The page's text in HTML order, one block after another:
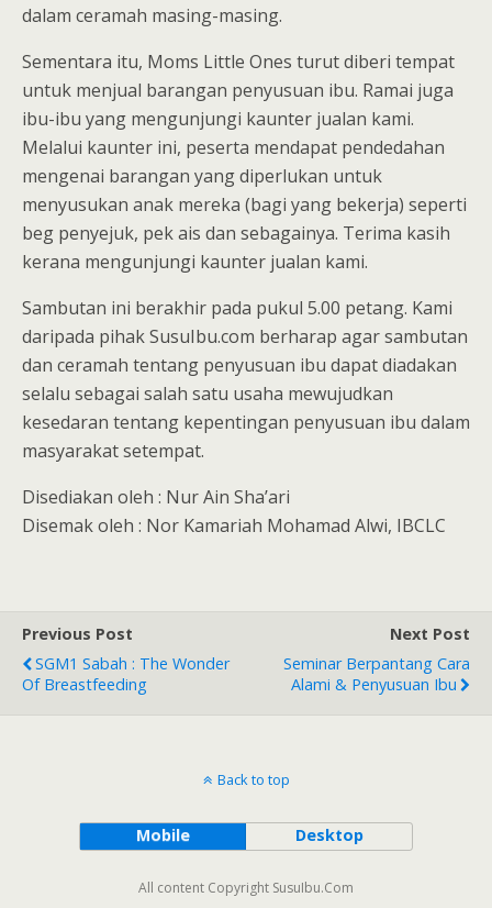
dalam ceramah masing-masing.
Sementara itu, Moms Little Ones turut diberi tempat
untuk menjual barangan penyusuan ibu. Ramai juga
ibu-ibu yang mengunjungi kaunter jualan kami.
Melalui kaunter ini, peserta mendapat pendedahan
mengenai barangan yang diperlukan untuk
menyusukan anak mereka (bagi yang bekerja) seperti
beg penyejuk, pek ais dan sebagainya. Terima kasih
kerana mengunjungi kaunter jualan kami.
Sambutan ini berakhir pada pukul 5.00 petang. Kami
daripada pihak SusuIbu.com berharap agar sambutan
dan ceramah tentang penyusuan ibu dapat diadakan
selalu sebagai salah satu usaha mewujudkan
kesedaran tentang kepentingan penyusuan ibu dalam
masyarakat setempat.
Disediakan oleh : Nur Ain Sha’ari
Disemak oleh : Nor Kamariah Mohamad Alwi, IBCLC
Previous Post
SGM1 Sabah : The Wonder
Of Breastfeeding
Next Post
Seminar Berpantang Cara
Alami & Penyusuan Ibu
Back to top
Mobile Desktop
All content Copyright SusuIbu.Com